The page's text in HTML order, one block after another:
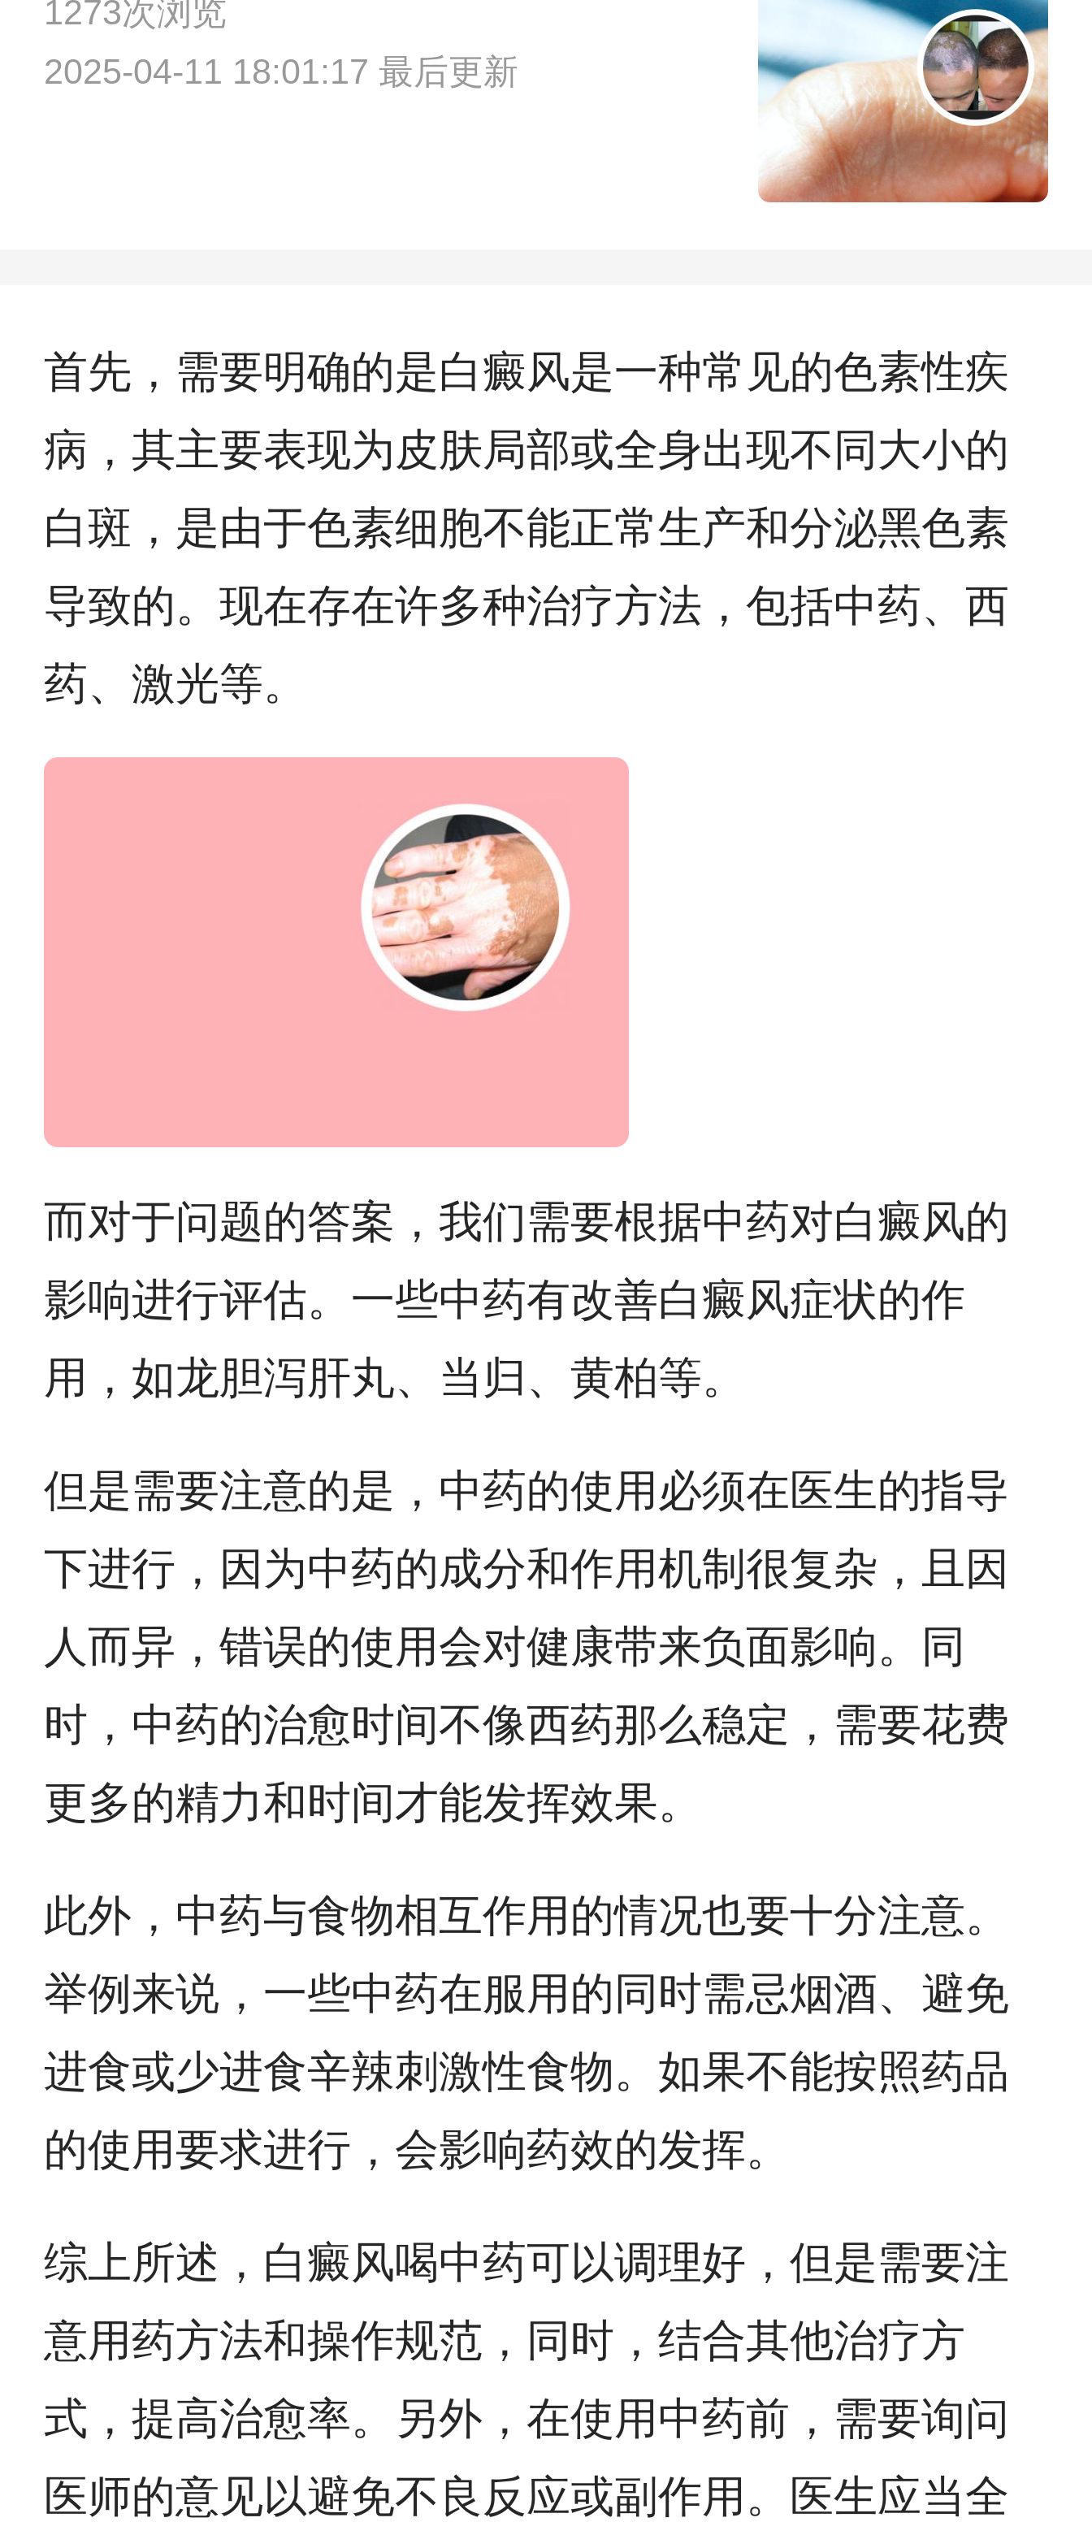
1273次浏览
2025-04-11 18:01:17 最后更新
首先，需要明确的是白癜风是一种常见的色素性疾
病，其主要表现为皮肤局部或全身出现不同大小的
白斑，是由于色素细胞不能正常生产和分泌黑色素
导致的。现在存在许多种治疗方法，包括中药、西
药、激光等。
而对于问题的答案，我们需要根据中药对白癜风的
影响进行评估。一些中药有改善白癜风症状的作
用，如龙胆泻肝丸、当归、黄柏等。
但是需要注意的是，中药的使用必须在医生的指导
下进行，因为中药的成分和作用机制很复杂，且因
人而异，错误的使用会对健康带来负面影响。同
时，中药的治愈时间不像西药那么稳定，需要花费
更多的精力和时间才能发挥效果。
此外，中药与食物相互作用的情况也要十分注意。
举例来说，一些中药在服用的同时需忌烟酒、避免
进食或少进食辛辣刺激性食物。如果不能按照药品
的使用要求进行，会影响药效的发挥。
综上所述，白癜风喝中药可以调理好，但是需要注
意用药方法和操作规范，同时，结合其他治疗方
式，提高治愈率。另外，在使用中药前，需要询问
医师的意见以避免不良反应或副作用。医生应当全